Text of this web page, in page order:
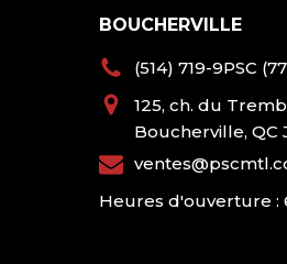
BOUCHERVILLE
(514) 719-9PSC
125, ch. du
Boucherville, QC
Heures d'ouverture :